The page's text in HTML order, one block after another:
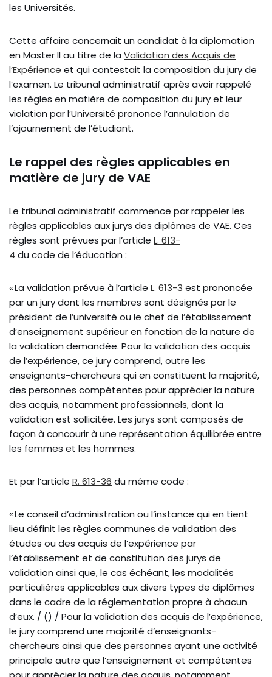
les Universités.
Cette affaire concernait un candidat à la diplomation
en Master II au titre de la Validation des Acquis de
l’Expérience et qui contestait la composition du jury de
l’examen. Le tribunal administratif après avoir rappelé
les règles en matière de composition du jury et leur
violation par l’Université prononce l’annulation de
l’ajournement de l’étudiant.
Le rappel des règles applicables en
matière de jury de VAE
Le tribunal administratif commence par rappeler les
règles applicables aux jurys des diplômes de VAE. Ces
règles sont prévues par l’article L. 613-
4 du code de l’éducation :
« La validation prévue à l’article L. 613-3 est prononcée
par un jury dont les membres sont désignés par le
président de l’université ou le chef de l’établissement
d’enseignement supérieur en fonction de la nature de
la validation demandée. Pour la validation des acquis
de l’expérience, ce jury comprend, outre les
enseignants-chercheurs qui en constituent la majorité,
des personnes compétentes pour apprécier la nature
des acquis, notamment professionnels, dont la
validation est sollicitée. Les jurys sont composés de
façon à concourir à une représentation équilibrée entre
les femmes et les hommes.
Et par l’article R. 613-36 du même code :
« Le conseil d’administration ou l’instance qui en tient
lieu définit les règles communes de validation des
études ou des acquis de l’expérience par
l’établissement et de constitution des jurys de
validation ainsi que, le cas échéant, les modalités
particulières applicables aux divers types de diplômes
dans le cadre de la réglementation propre à chacun
d’eux. / () / Pour la validation des acquis de l’expérience,
le jury comprend une majorité d’enseignants-
chercheurs ainsi que des personnes ayant une activité
principale autre que l’enseignement et compétentes